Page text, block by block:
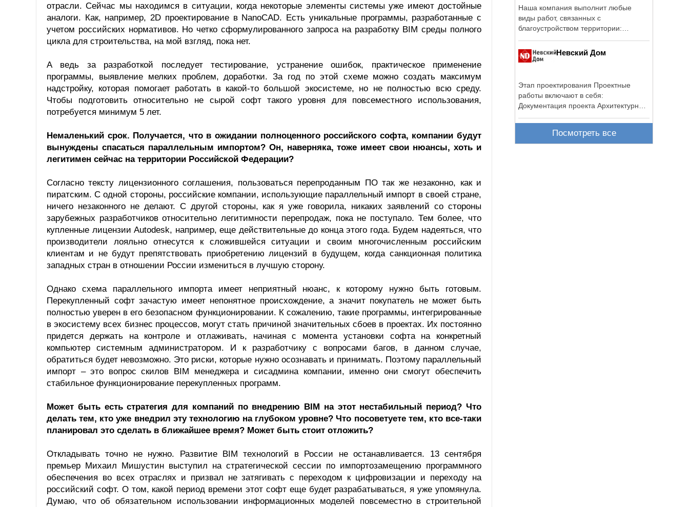
отрасли. Сейчас мы находимся в ситуации, когда некоторые элементы системы уже имеют достойные
аналоги. Как, например, 2D проектирование в NanoCAD. Есть уникальные программы, разработанные с
учетом российских нормативов. Но четко сформулированного запроса на разработку BIM среды полного
цикла для строительства, на мой взгляд, пока нет.
А ведь за разработкой последует тестирование, устранение ошибок, практическое применение
программы, выявление мелких проблем, доработки. За год по этой схеме можно создать максимум
надстройку, которая помогает работать в какой-то большой экосистеме, но не полностью всю среду.
Чтобы подготовить относительно не сырой софт такого уровня для повсеместного использования,
потребуется минимум 5 лет.
Немаленький срок. Получается, что в ожидании полноценного российского софта, компании будут
вынуждены спасаться параллельным импортом? Он, наверняка, тоже имеет свои нюансы, хоть и
легитимен сейчас на территории Российской Федерации?
Согласно тексту лицензионного соглашения, пользоваться перепроданным ПО так же незаконно, как и
пиратским. С одной стороны, российские компании, использующие параллельный импорт в своей стране,
ничего незаконного не делают. С другой стороны, как я уже говорила, никаких заявлений со стороны
зарубежных разработчиков относительно легитимности перепродаж, пока не поступало. Тем более, что
купленные лицензии Autodesk, например, еще действительные до конца этого года. Будем надеяться, что
производители лояльно отнесутся к сложившейся ситуации и своим многочисленным российским
клиентам и не будут препятствовать приобретению лицензий в будущем, когда санкционная политика
западных стран в отношении России измениться в лучшую сторону.
Однако схема параллельного импорта имеет неприятный нюанс, к которому нужно быть готовым.
Перекупленный софт зачастую имеет непонятное происхождение, а значит покупатель не может быть
полностью уверен в его безопасном функционировании. К сожалению, такие программы, интегрированные
в экосистему всех бизнес процессов, могут стать причиной значительных сбоев в проектах. Их постоянно
придется держать на контроле и отлаживать, начиная с момента установки софта на конкретный
компьютер системным администратором. И к разработчику с вопросами багов, в данном случае,
обратиться будет невозможно. Это риски, которые нужно осознавать и принимать. Поэтому параллельный
импорт – это вопрос скилов BIM менеджера и сисадмина компании, именно они смогут обеспечить
стабильное функционирование перекупленных программ.
Может быть есть стратегия для компаний по внедрению BIM на этот нестабильный период? Что
делать тем, кто уже внедрил эту технологию на глубоком уровне? Что посоветуете тем, кто все-таки
планировал это сделать в ближайшее время? Может быть стоит отложить?
Откладывать точно не нужно. Развитие BIM технологий в России не останавливается. 13 сентября
премьер Михаил Мишустин выступил на стратегической сессии по импортозамещению программного
обеспечения во всех отраслях и призвал не затягивать с переходом к цифровизации и переходу на
российский софт. О том, какой период времени этот софт еще будет разрабатываться, я уже упомянула.
Думаю, что об обязательном использовании информационных моделей повсеместно в строительной
Наша компания выполнит любые
виды работ, связанных с
благоустройством территории:
Невский Дом
Этап проектирования Проектные
работы включают в себя:
Документация проекта Архитектурная
Посмотреть все